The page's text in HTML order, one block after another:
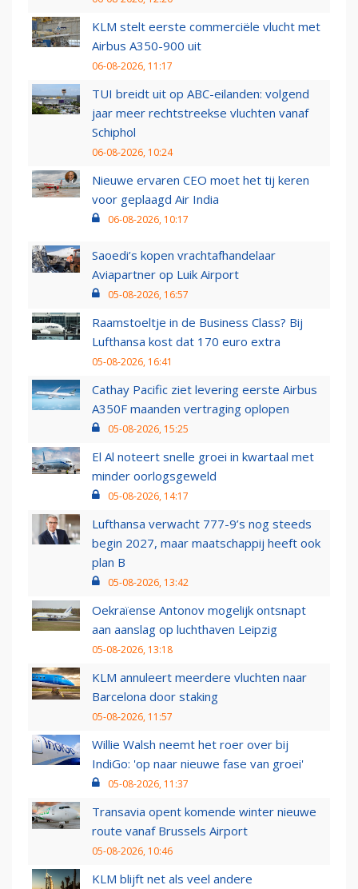
KLM stelt eerste commerciële vlucht met
Airbus A350-900 uit
06-08-2026, 11:17
TUI breidt uit op ABC-eilanden: volgend
jaar meer rechtstreekse vluchten vanaf
Schiphol
06-08-2026, 10:24
Nieuwe ervaren CEO moet het tij keren
voor geplaagd Air India
06-08-2026, 10:17
Saoedi’s kopen vrachtafhandelaar
Aviapartner op Luik Airport
05-08-2026, 16:57
Raamstoeltje in de Business Class? Bij
Lufthansa kost dat 170 euro extra
05-08-2026, 16:41
Cathay Pacific ziet levering eerste Airbus
A350F maanden vertraging oplopen
05-08-2026, 15:25
El Al noteert snelle groei in kwartaal met
minder oorlogsgeweld
05-08-2026, 14:17
Lufthansa verwacht 777-9’s nog steeds
begin 2027, maar maatschappij heeft ook
plan B
05-08-2026, 13:42
Oekraïense Antonov mogelijk ontsnapt
aan aanslag op luchthaven Leipzig
05-08-2026, 13:18
KLM annuleert meerdere vluchten naar
Barcelona door staking
05-08-2026, 11:57
Willie Walsh neemt het roer over bij
IndiGo: 'op naar nieuwe fase van groei'
05-08-2026, 11:37
Transavia opent komende winter nieuwe
route vanaf Brussels Airport
05-08-2026, 10:46
KLM blijft net als veel andere